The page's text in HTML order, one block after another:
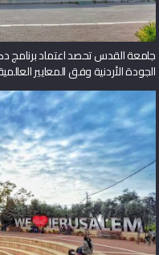
جامعة القدس تحصد اعتماد برنامج
الجودة الأردنية وفق المعايير